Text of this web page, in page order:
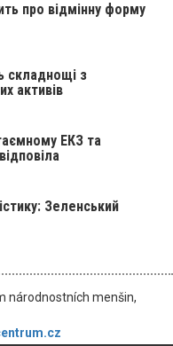
про відмінну форму
складнощі з
активів
ЕКЗ та
Зеленський
národnostních menšin,